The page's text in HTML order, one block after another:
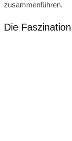
zusammenführen.
Die